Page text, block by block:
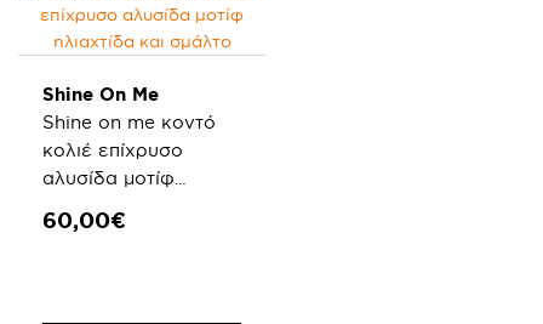
Shine On Me
Shine on me κοντό
κολιέ επίχρυσο
αλυσίδα μοτίφ
60,00€